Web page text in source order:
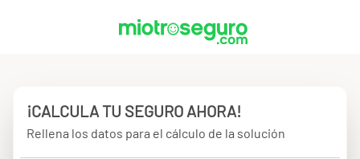
¡CALCULA TU SEGURO AHORA!
Rellena los datos para el cálculo de la solución